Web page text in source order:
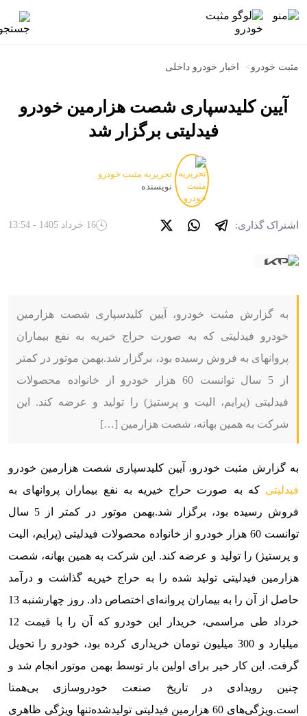
مثبت خودرو> اخبار خودرو داخلی
آیین کلیدسپاری شصت هزارمین خودرو
فیدلیتی برگزار شد
تحریریه مثبت خودرو
نویسنده
اشتراک گذاری: 16 خرداد 1405 - 13:54
به گزارش مثبت خودرو، آیین کلیدسپاری شصت هزارمین
خودرو فیدلیتی که به صورت حراج خیریه به نفع بیماران
پروانه‎ای به فروش رسیده بود، برگزار شد.بهمن موتور در کمتر
از 5 سال توانست 60 هزار خودرو از خانواده محصولات
فیدلیتی (پرایم، الیت و پرستیژ) را تولید و عرضه کند. این
شرکت به همین بهانه، شصت هزارمین […]
به گزارش مثبت خودرو،
آیین کلیدسپاری شصت هزارمین خودرو
فیدلیتی
که به صورت حراج خیریه به نفع بیماران پروانه‎ای به
فروش رسیده بود، برگزار شد.
بهمن موتور در کمتر از 5 سال
توانست 60 هزار خودرو از خانواده محصولات فیدلیتی (پرایم، الیت
و پرستیژ) را تولید و عرضه کند. این شرکت به همین بهانه، شصت
هزارمین فیدلیتی تولید شده را به حراج خیریه گذاشت و درآمد
حاصل از آن را به بیماران پروانه‌ای اختصاص داد. روز چهارشنبه 13
خرداد طی مراسمی، خریدار این خودرو که آن را با قیمت 12
میلیارد و 300 میلیون تومان خریداری کرده بود، خودرو را تحویل
گرفت. این کار خیر برای اولین بار توسط بهمن موتور انجام شد و
چنین رویدادی در تاریخ صنعت خودروسازی بی‌همتا
است.ویژگی‌های 60 هزارمین فیدلیتی تولیدشده
تنها ویژگی ظاهری